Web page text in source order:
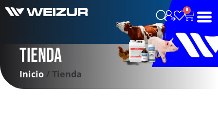
0
Tienda
Inicio / Tienda